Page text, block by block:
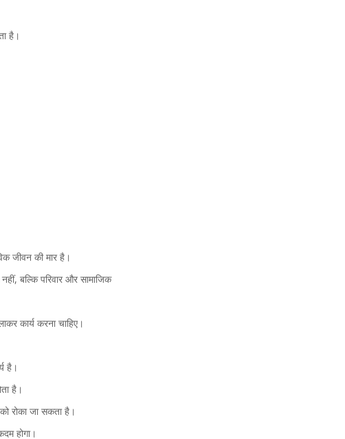
है।
जीवन की मार है।
बल्कि परिवार और सामाजिक
कार्य करना चाहिए।
है।
है।
रोका जा सकता है।
होगा।